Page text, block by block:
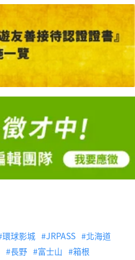
環球影城 JRPASS
北海道
長野 富士山
箱根